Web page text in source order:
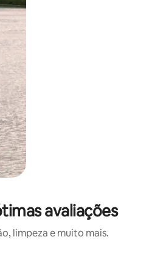
avaliações
limpeza e muito mais.